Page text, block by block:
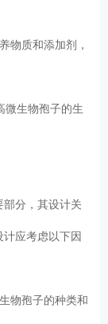
物质和添加剂，
微生物孢子的生
分，其设计关
应考虑以下因
物孢子的种类和